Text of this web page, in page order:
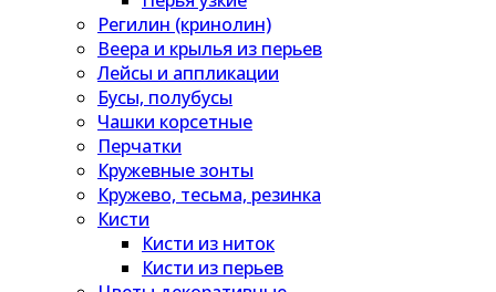
Регилин (кринолин)
Веера и крылья из перьев
Лейсы и аппликации
Бусы, полубусы
Чашки корсетные
Перчатки
Кружевные зонты
Кружево, тесьма, резинка
Кисти
Кисти из ниток
Кисти из перьев